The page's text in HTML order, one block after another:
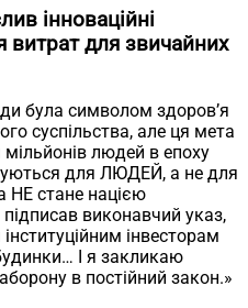
інноваційні
витрат для звичайних
була символом здоров’я
суспільства, але ця мета
людей в епоху
для ЛЮДЕЙ, а не для
НЕ стане нацією
виконавчий указ,
інвесторам
І я закликаю
в постійний закон.»